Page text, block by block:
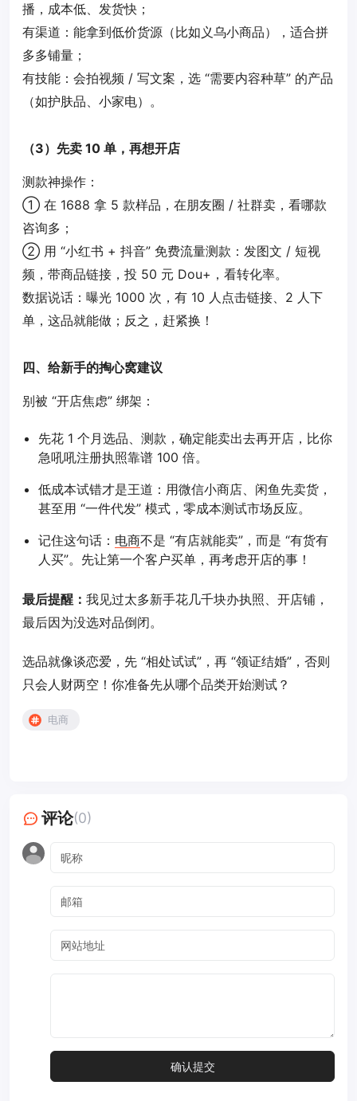
播，成本低、发货快；
有渠道：能拿到低价货源（比如义乌小商品），适合拼
多多铺量；
有技能：会拍视频 / 写文案，选 “需要内容种草” 的产品
（如护肤品、小家电）。
（3）先卖 10 单，再想开店
测款神操作：
① 在 1688 拿 5 款样品，在朋友圈 / 社群卖，看哪款
咨询多；
② 用 “小红书 + 抖音” 免费流量测款：发图文 / 短视
频，带商品链接，投 50 元 Dou+，看转化率。
数据说话：曝光 1000 次，有 10 人点击链接、2 人下
单，这品就能做；反之，赶紧换！
四、给新手的掏心窝建议
别被 “开店焦虑” 绑架：
先花 1 个月选品、测款，确定能卖出去再开店，比你
急吼吼注册执照靠谱 100 倍。
低成本试错才是王道：用微信小商店、闲鱼先卖货，
甚至用 “一件代发” 模式，零成本测试市场反应。
记住这句话： 电商不是 “有店就能卖”，而是 “有货有
人买”。先让第一个客户买单，再考虑开店的事！
最后提醒： 我见过太多新手花几千块办执照、开店铺，
最后因为没选对品倒闭。
选品就像谈恋爱，先 “相处试试”，再 “领证结婚”，否则
只会人财两空！你准备先从哪个品类开始测试？
电商
评论(0)